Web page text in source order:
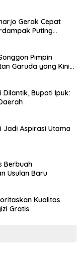
Gerak Cepat
Puting
Pimpin
Garuda yang Kini
Dilantik, Bupati Ipuk:
Jadi Aspirasi Utama
Berbuah
Usulan Baru
Kualitas
Gratis